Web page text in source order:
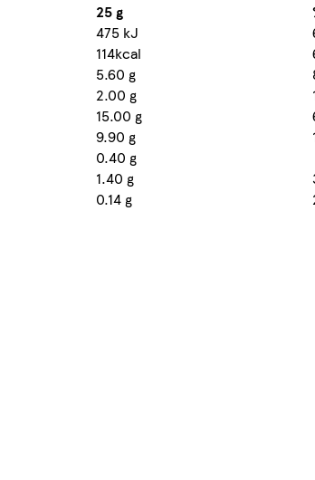
25 g
475 kJ
114kcal
5.60 g
2.00 g
15.00 g
9.90 g
0.40 g
1.40 g
0.14 g